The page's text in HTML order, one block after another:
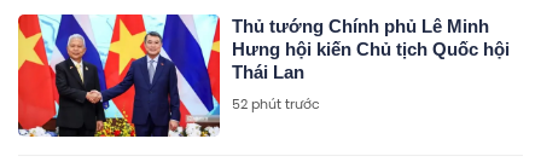
Thủ tướng Chính phủ Lê Minh
Hưng hội kiến Chủ tịch Quốc hội
Thái Lan
52 phút trước